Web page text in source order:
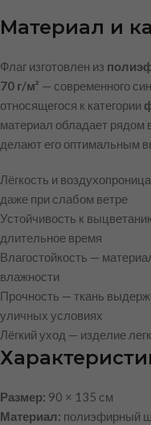
Материал и
Флаг изготовлен из
70 г/м² — современного
относящегося к категории
материал обладает рядом
делают его оптимальным
Лёгкость и
даже при слабом ветре
Устойчивость к
длительное время
Влагостойкость —
влажности
Прочность — ткань
уличных условиях
Лёгкий уход — изделие
Размер: 90 × 135 см
Материал: полиэфирный